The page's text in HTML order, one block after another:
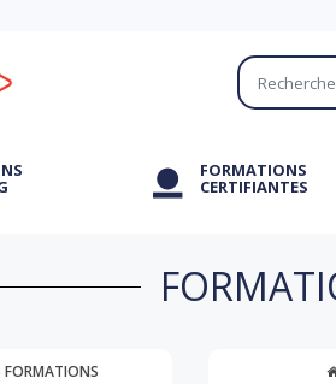
FORMATIONS
CERTIFIANTES